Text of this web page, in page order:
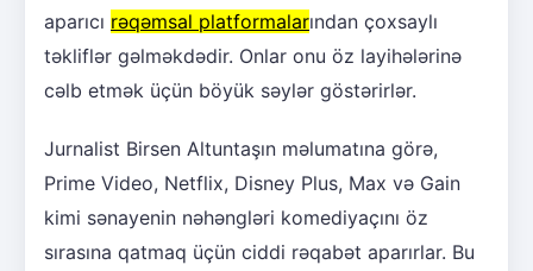
aparıcı rəqəmsal platformalarından çoxsaylı
təkliflər gəlməkdədir. Onlar onu öz layihələrinə
cəlb etmək üçün böyük səylər göstərirlər.
Jurnalist Birsen Altuntaşın məlumatına görə,
Prime Video, Netflix, Disney Plus, Max və Gain
kimi sənayenin nəhəngləri komediyaçını öz
sırasına qatmaq üçün ciddi rəqabət aparırlar. Bu